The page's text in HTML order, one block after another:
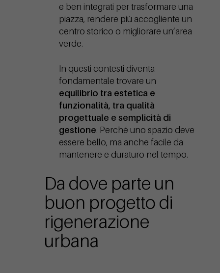
e ben integrati per trasformare una
piazza, rendere più accogliente un
centro storico o migliorare un’area
verde.
In questi contesti diventa
fondamentale trovare un
equilibrio tra estetica e
funzionalità, tra qualità
progettuale e semplicità di
gestione. Perché uno spazio deve
essere bello, ma anche facile da
mantenere e duraturo nel tempo.
Da dove parte un
buon progetto di
rigenerazione
urbana